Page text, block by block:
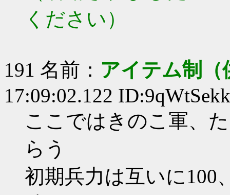
ください）
191 名前： アイテム制（
17:09:02.122
ここではきのこ軍、
らう
初期兵力は互いに100